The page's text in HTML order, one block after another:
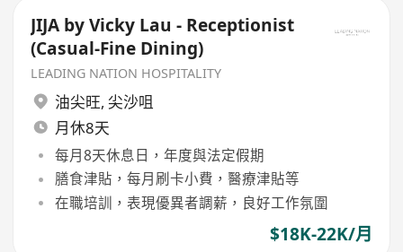
JIJA by Vicky Lau - Receptionist
(Casual-Fine Dining)
LEADING NATION HOSPITALITY
油尖旺, 尖沙咀
月休8天
每月8天休息日，年度與法定假期
膳食津貼，每月刷卡小費，醫療津貼等
在職培訓，表現優異者調薪，良好工作氛圍
$18K-22K/月